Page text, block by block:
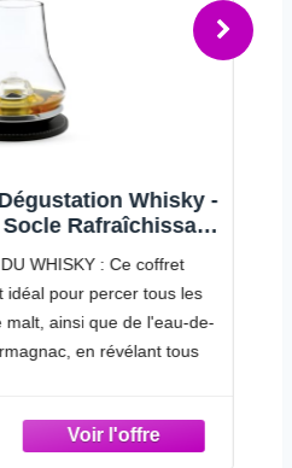
Whisky Japonais
Cups 40° 50cl
: Akashi Meisei est
assemblé par la distillerie
whisky où la tradition
les techniques de
est vieilli pendant 3 ans